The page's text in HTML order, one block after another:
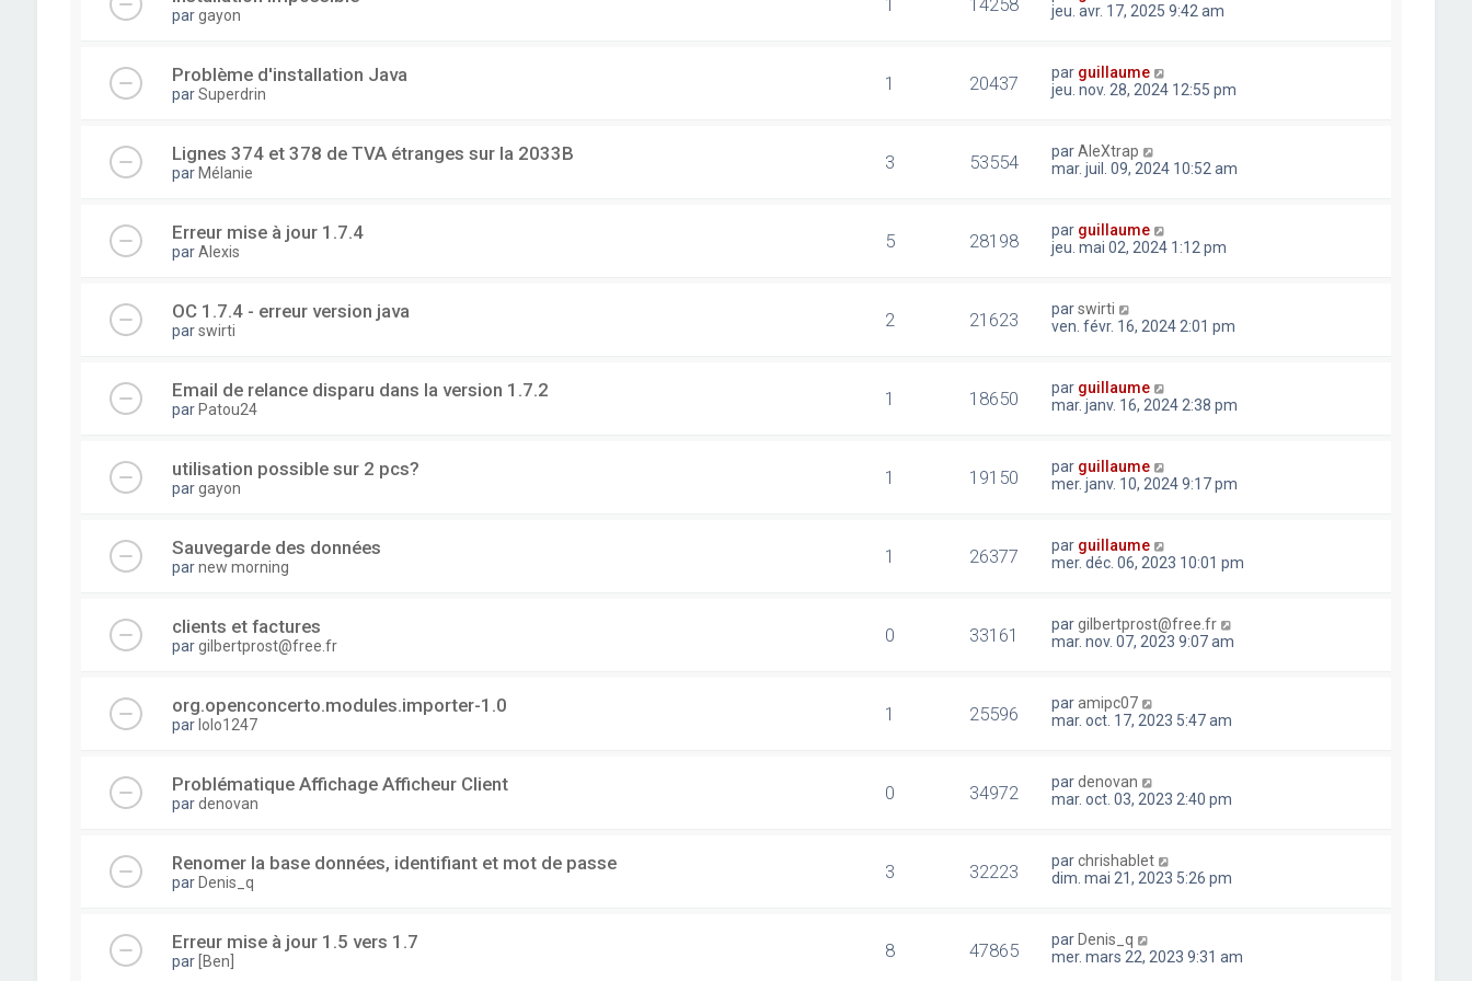
pargayon
jeu. avr. 17, 2025 9:42 am
Problème d'installation Java
parSuperdrin 1 20437 par guillaume
jeu. nov. 28, 2024 12:55 pm
Lignes 374 et 378 de TVA étranges sur la 2033B
par Mélanie 3 53554 parAleXtrap
mar. juil. 09, 2024 10:52 am
Erreur mise à jour 1.7.4
parAlexis 5 28198 par guillaume
jeu. mai 02, 2024 1:12 pm
OC 1.7.4 - erreur version java
parswirti 2 21623 parswirti
ven. févr. 16, 2024 2:01 pm
Email de relance disparu dans la version 1.7.2
par Patou24 1 18650 par guillaume
mar. janv. 16, 2024 2:38 pm
utilisation possible sur 2 pcs?
pargayon 1 19150 par guillaume
mer. janv. 10, 2024 9:17 pm
Sauvegarde des données
parnew morning 1 26377 par guillaume
mer. déc. 06, 2023 10:01 pm
clients et factures
pargilbertprost@free.fr 0 33161 pargilbertprost@free.fr
mar. nov. 07, 2023 9:07 am
org.openconcerto.modules.importer-1.0
par lolo1247 1 25596 paramipc07
mar. oct. 17, 2023 5:47 am
Problématique Affichage Afficheur Client
pardenovan 0 34972 pardenovan
mar. oct. 03, 2023 2:40 pm
Renomer la base données, identifiant et mot de passe
par Denis_q 3 32223 parchrishablet
dim. mai 21, 2023 5:26 pm
Erreur mise à jour 1.5 vers 1.7
par [Ben] 8 47865 par Denis_q
mer. mars 22, 2023 9:31 am